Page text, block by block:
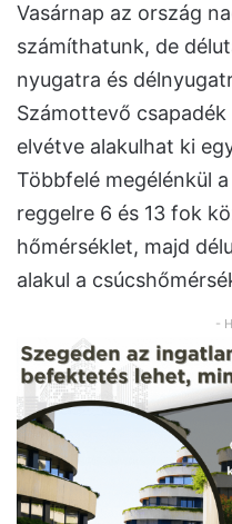
Vasárnap az ország
számíthatunk, de
nyugatra és
Számottevő
elvétve alakulhat ki
Többfelé megélénkül
reggelre 6 és 13 fok
hőmérséklet, majd
alakul a
-